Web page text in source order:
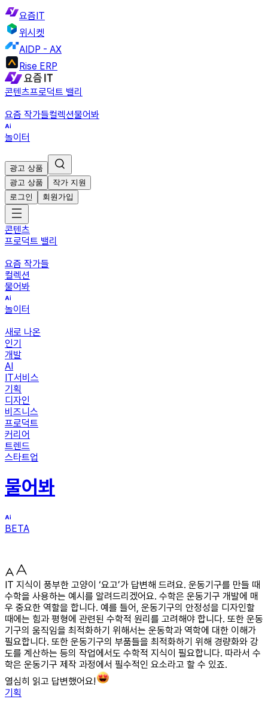
요즘IT
위시켓
AIDP - AX
Rise ERP
콘텐츠프로덕트 밸리
요즘 작가들컬렉션물어봐
놀이터
광고 상품
광고 상품
작가 지원
로그인
회원가입
콘텐츠
프로덕트 밸리
요즘 작가들
컬렉션
물어봐
놀이터
새로 나온
인기
개발
AI
IT서비스
기획
디자인
비즈니스
프로덕트
커리어
트렌드
스타트업
물어봐
BETA
IT 지식이 풍부한 고양이 ‘요고’가 답변해 드려요. 운동기구를 만들 때
수학을 사용하는 예시를 알려드리겠어요. 수학은 운동기구 개발에 매
우 중요한 역할을 합니다. 예를 들어, 운동기구의 안정성을 디자인할
때에는 힘과 평형에 관련된 수학적 원리를 고려해야 합니다. 또한 운동
기구의 움직임을 최적화하기 위해서는 운동학과 역학에 대한 이해가
필요합니다. 또한 운동기구의 부품들을 최적화하기 위해 경량화와 강
도를 계산하는 등의 작업에서도 수학적 지식이 필요합니다. 따라서 수
학은 운동기구 제작 과정에서 필수적인 요소라고 할 수 있죠.
열심히 읽고 답변했어요!
기획